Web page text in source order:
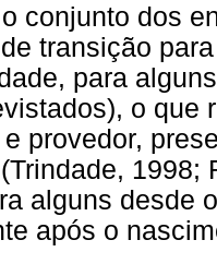
conjunto dos
transição
para
o que
provedor,
1998;
alguns desde
após o